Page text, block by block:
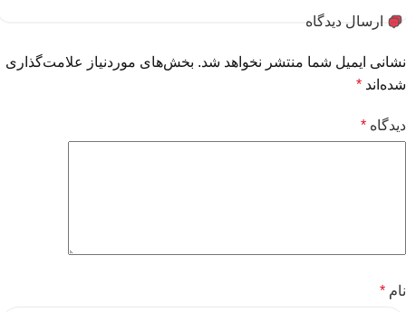
ارسال دیدگاه
نشانی ایمیل شما منتشر نخواهد شد. بخش‌های موردنیاز علامت‌گذاری
شده‌اند *
دیدگاه *
نام *